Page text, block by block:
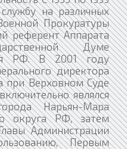
на различных
Прокуратуры
референт Аппарата
Думе
РФ. В 2001 году
директора
при Верховном Суде
являлся
Нарьян-Мара
округа РФ, затем
Администрации
Первым